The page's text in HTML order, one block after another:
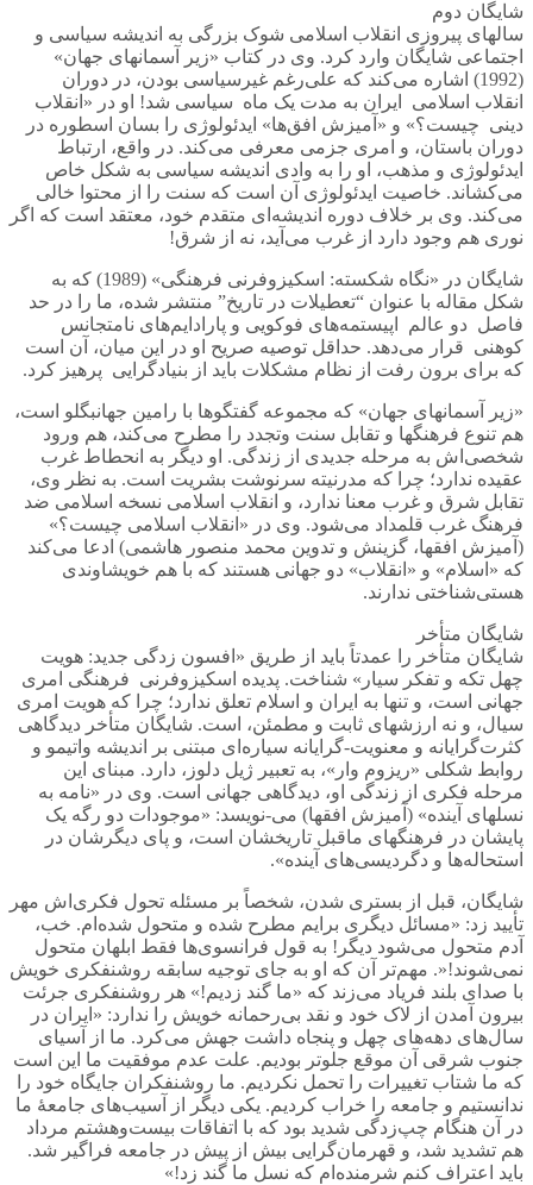
شایگان دوم
سالهای پیروزی انقلاب اسلامی شوک بزرگی به اندیشه سیاسی و
اجتماعی شایگان وارد کرد. وی در کتاب «زیر آسمانهای جهان»
(1992) اشاره می‌کند که علی‌رغم غیرسیاسی بودن، در دوران
انقلاب اسلامی ایران به مدت یک ماه سیاسی شد! او در «انقلاب
دینی چیست؟» و «آمیزش افق‌ها» ایدئولوژی را بسان اسطوره در
دوران باستان، و امری جزمی معرفی می‌کند. در واقع، ارتباط
ایدئولوژی و مذهب، او را به وادی اندیشه سیاسی به شکل خاص
می‌کشاند. خاصیت ایدئولوژی آن است که سنت را از محتوا خالی
می‌کند. وی بر خلاف دوره اندیشه‌ای متقدم خود، معتقد است که اگر
نوری هم وجود دارد از غرب می‌آید، نه از شرق!
شایگان در «نگاه شکسته: اسکیزوفرنی فرهنگی» (1989) که به
شکل مقاله با عنوان “تعطیلات در تاریخ” منتشر شده، ما را در حد
فاصل دو عالم اپیستمه‌های فوکویی و پارادایم‌های نامتجانس
کوهنی قرار می‌دهد. حداقل توصیه صریح او در این میان، آن است
که برای برون رفت از نظام مشکلات باید از بنیادگرایی پرهیز کرد.
«زیر آسمانهای جهان» که مجموعه گفتگوها با رامین جهانبگلو است،
هم تنوع فرهنگها و تقابل سنت وتجدد را مطرح می‌کند، هم ورود
شخصی‌اش به مرحله جدیدی از زندگی. او دیگر به انحطاط غرب
عقیده ندارد؛ چرا که مدرنیته سرنوشت بشریت است. به نظر وی،
تقابل شرق و غرب معنا ندارد، و انقلاب اسلامی نسخه اسلامی ضد
فرهنگ غرب قلمداد می‌شود. وی در «انقلاب اسلامی چیست؟»
(آمیزش افقها، گزینش و تدوین محمد منصور هاشمی) ادعا می‌کند
که «اسلام» و «انقلاب» دو جهانی هستند که با هم خویشاوندی
هستی‌شناختی ندارند.
شایگان متأخر
شایگان متأخر را عمدتاً باید از طریق «افسون زدگی جدید: هویت
چهل تکه و تفکر سیار» شناخت. پدیده اسکیزوفرنی فرهنگی امری
جهانی است، و تنها به ایران و اسلام تعلق ندارد؛ چرا که هویت امری
سیال، و نه ارزشهای ثابت و مطمئن، است. شایگان متأخر دیدگاهی
کثرت‌گرایانه و معنویت-گرایانه سیاره‌ای مبتنی بر اندیشه واتیمو و
روابط شکلی «ریزوم وار»، به تعبیر ژیل دلوز، دارد. مبنای این
مرحله فکری از زندگی او، دیدگاهی جهانی است. وی در «نامه به
نسلهای آینده» (آمیزش افقها) می-نویسد: «موجودات دو رگه یک
پایشان در فرهنگهای ماقبل تاریخشان است، و پای دیگرشان در
استحاله‌ها و دگردیسی‌های آینده».
شایگان، قبل از بستری شدن، شخصاً بر مسئله تحول فکری‌اش مهر
تأیید زد: «مسائل دیگری برایم مطرح شده و متحول شده‌ام. خب،
آدم متحول می‌شود دیگر! به قول فرانسوی‌ها فقط ابلهان متحول
نمی‌شوند!«. مهم‌تر آن که او به جای توجیه سابقه روشنفکری خویش
با صدای بلند فریاد می‌زند که «ما گند زدیم!» هر روشنفکری جرئت
بیرون آمدن از لاک خود و نقد بی‌رحمانه خویش را ندارد: «ایران در
سال‌های دهه‌های چهل و پنجاه داشت جهش می‌کرد. ما از آسیای
جنوب شرقی آن موقع جلوتر بودیم. علت عدم موفقیت ما این است
که ما شتاب تغییرات را تحمل نکردیم. ما روشنفکران جایگاه خود را
ندانستیم و جامعه را خراب کردیم. یکی دیگر از آسیب‌های جامعۀ ما
در آن هنگام چپ‌زدگی شدید بود که با اتفاقات بیست‌وهشتم مرداد
هم تشدید شد، و قهرمان‌گرایی بیش از پیش در جامعه فراگیر شد.
باید اعتراف کنم شرمنده‌ام که نسل ما گند زد!»